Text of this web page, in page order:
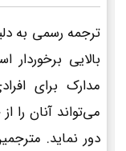
ترجمه رسمی به
بالایی
مدارک برای
می‌تواند آنان را
دور نماید.